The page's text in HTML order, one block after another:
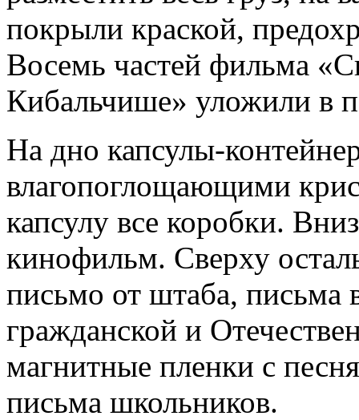
покрыли краской,
Восемь частей фильма
Кибальчише» уложили в
На дно капсулы-
влагопоглощающими
капсулу все коробки.
кинофильм. Сверху
письмо от штаба, письма
гражданской и
магнитные пленки с
письма школьников.